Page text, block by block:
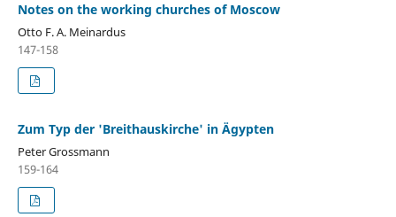
Notes on the working churches of Moscow
Otto F. A. Meinardus
147-158
Zum Typ der 'Breithauskirche' in Ägypten
Peter Grossmann
159-164